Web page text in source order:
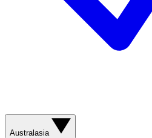
Australasia